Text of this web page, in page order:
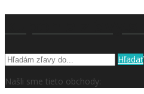
Hľadať
Našli sme tieto obchody: